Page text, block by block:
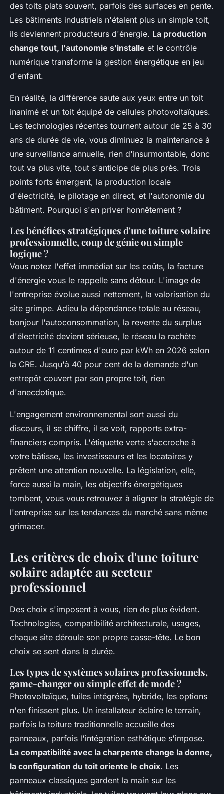
des toits plats souvent, parfois des surfaces en pente.
Les bâtiments industriels n'étalent plus un simple toit,
ils deviennent producteurs d'énergie. La production
change tout, l'autonomie s'installe et le contrôle
numérique transforme la gestion énergétique en jeu
d'enfant.
En réalité, la différence saute aux yeux entre un toit
inanimé et un toit équipé de cellules photovoltaïques.
Les technologies récentes tournent autour de 25 à 30
ans de durée de vie, vous diminuez la maintenance à
une surveillance annuelle, rien d'insurmontable, donc
tout va plus vite, tout s'anticipe de plus près. Trois
points forts émergent, la production locale
d'électricité, le pilotage en direct, et l'autonomie du
bâtiment. Pourquoi s'en priver honnêtement ?
Les bénéfices stratégiques d'une toiture solaire
professionnelle, coup de génie ou simple
logique ?
Vous notez l'effet immédiat sur les coûts, la facture
d'énergie vous le rappelle sans détour. L'image de
l'entreprise évolue aussi nettement, la valorisation du
site grimpe. Adieu la dépendance totale au réseau,
bonjour l'autoconsommation, la revente du surplus
d'électricité devient sérieuse, le réseau la rachète
autour de 11 centimes d'euro par kWh en 2026 selon
la CRE. Jusqu'à 40 pour cent de la demande d'un
entrepôt couvert par son propre toit, rien
d'anecdotique.
L'engagement environnemental sort aussi du
discours, il se chiffre, il se voit, rapports extra-
financiers compris. L'étiquette verte s'accroche à
votre bâtisse, les investisseurs et les locataires y
prêtent une attention nouvelle. La législation, elle,
force aussi la main, les objectifs énergétiques
tombent, vous vous retrouvez à aligner la stratégie de
l'entreprise sur les tendances du marché sans même
grimacer.
Les critères de choix d'une toiture
solaire adaptée au secteur
professionnel
Des choix s'imposent à vous, rien de plus évident.
Technologies, compatibilité architecturale, usages,
chaque site déroule son propre casse-tête. Le bon
choix se sent dans la durée.
Les types de systèmes solaires professionnels,
game-changer ou simple effet de mode ?
Photovoltaïque, tuiles intégrées, hybride, les options
n'en finissent plus. Un installateur éclaire le terrain,
parfois la toiture traditionnelle accueille des
panneaux, parfois l'intégration esthétique s'impose.
La compatibilité avec la charpente change la donne,
la configuration du toit oriente le choix. Les
panneaux classiques gardent la main sur les